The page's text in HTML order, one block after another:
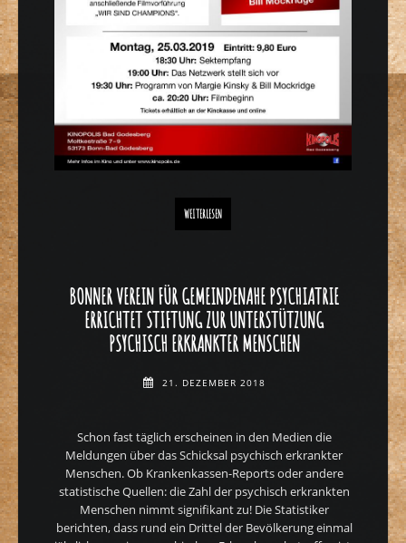
WEITERLESEN„KINOPOLIS FAIRBINDET BONN-RHEIN-SIEG“ MIT MARGIE
BONNER VEREIN FÜR GEMEINDENAHE PSYCHIATRIE
ERRICHTET STIFTUNG ZUR UNTERSTÜTZUNG
PSYCHISCH ERKRANKTER MENSCHEN
21. DEZEMBER 2018
Schon fast täglich erscheinen in den Medien die
Meldungen über das Schicksal psychisch erkrankter
Menschen. Ob Krankenkassen-Reports oder andere
statistische Quellen: die Zahl der psychisch erkrankten
Menschen nimmt signifikant zu! Die Statistiker
berichten, dass rund ein Drittel der Bevölkerung einmal